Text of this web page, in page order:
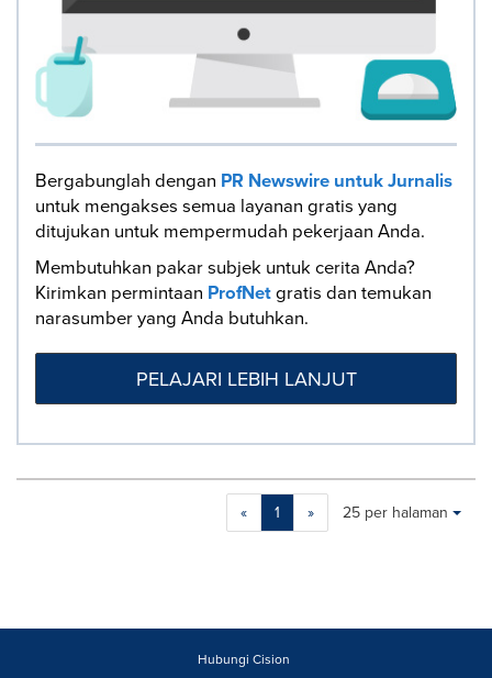
Bergabunglah dengan PR Newswire untuk Jurnalis
untuk mengakses semua layanan gratis yang
ditujukan untuk mempermudah pekerjaan Anda.
Membutuhkan pakar subjek untuk cerita Anda?
Kirimkan permintaan ProfNetgratis dan temukan
narasumber yang Anda butuhkan.
PELAJARI LEBIH LANJUT
« 1 »
Making
a
will
Items per page:
25 per halaman
Hubungi Cision